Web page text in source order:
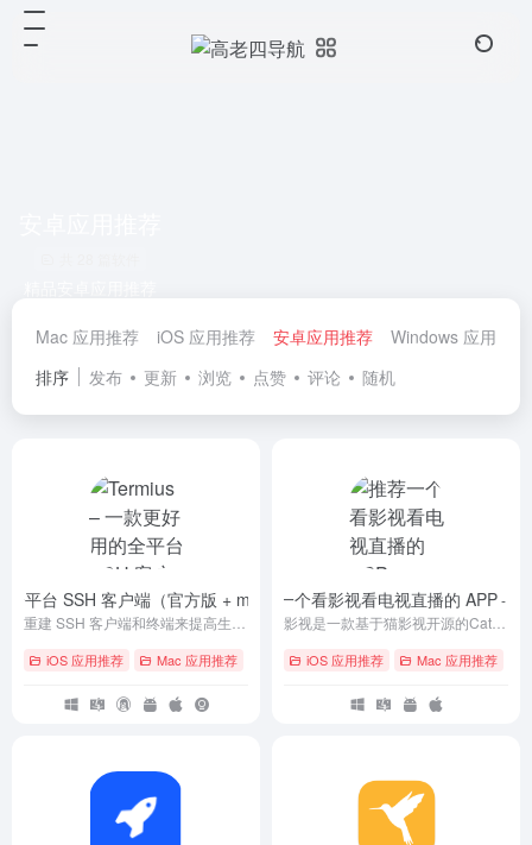
Mac 应用推荐 iOS 应用推荐 安卓应用推荐
Windows 应用推荐
排序
发布 更新 浏览 点赞 评论 随机
平台 SSH 客户端（官方版 + macOS asar 破解）- v9.41.1
iOS 应用推荐 Mac 应用推荐 # Android # iOS # Linux
推荐一个看影视看电视直播的 APP-
iOS 应用推荐 Mac 应用推荐